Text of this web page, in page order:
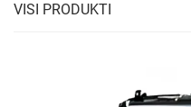
VISI PRODUKTI